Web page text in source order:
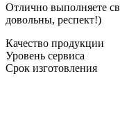
Отлично выполняете
довольны, респект!)
Качество продукции
Уровень сервиса
Срок изготовления